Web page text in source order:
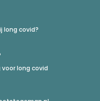
long covid?
long covid